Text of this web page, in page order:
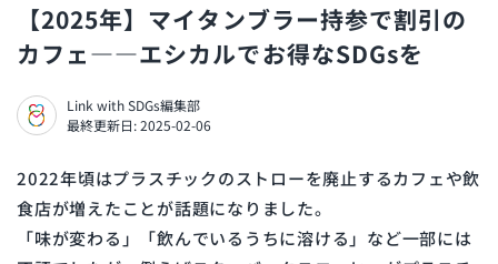
【2025年】マイタンブラー持参で割引の
カフェ――エシカルでお得なSDGsを
Link with SDGs編集部
最終更新日: 2025-02-06
2022年頃はプラスチックのストローを廃止するカフェや飲
食店が増えたことが話題になりました。
「味が変わる」「飲んでいるうちに溶ける」など一部には